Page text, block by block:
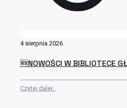
4 sierpnia 2026
🆕NOWOŚCI W BIBLIOTECE
Czytaj dalej..